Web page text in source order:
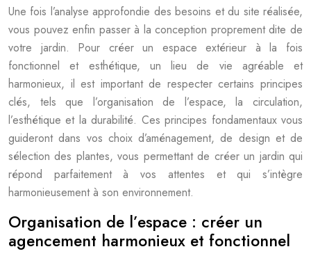
Une fois l’analyse approfondie des besoins et du site réalisée,
vous pouvez enfin passer à la conception proprement dite de
votre jardin. Pour créer un espace extérieur à la fois
fonctionnel et esthétique, un lieu de vie agréable et
harmonieux, il est important de respecter certains principes
clés, tels que l’organisation de l’espace, la circulation,
l’esthétique et la durabilité. Ces principes fondamentaux vous
guideront dans vos choix d’aménagement, de design et de
sélection des plantes, vous permettant de créer un jardin qui
répond parfaitement à vos attentes et qui s’intègre
harmonieusement à son environnement.
Organisation de l’espace : créer un
agencement harmonieux et fonctionnel